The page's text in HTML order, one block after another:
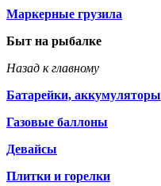
Маркерные грузила
Быт на рыбалке
Назад к главному
Батарейки, аккумуляторы
Газовые баллоны
Девайсы
Плитки и горелки